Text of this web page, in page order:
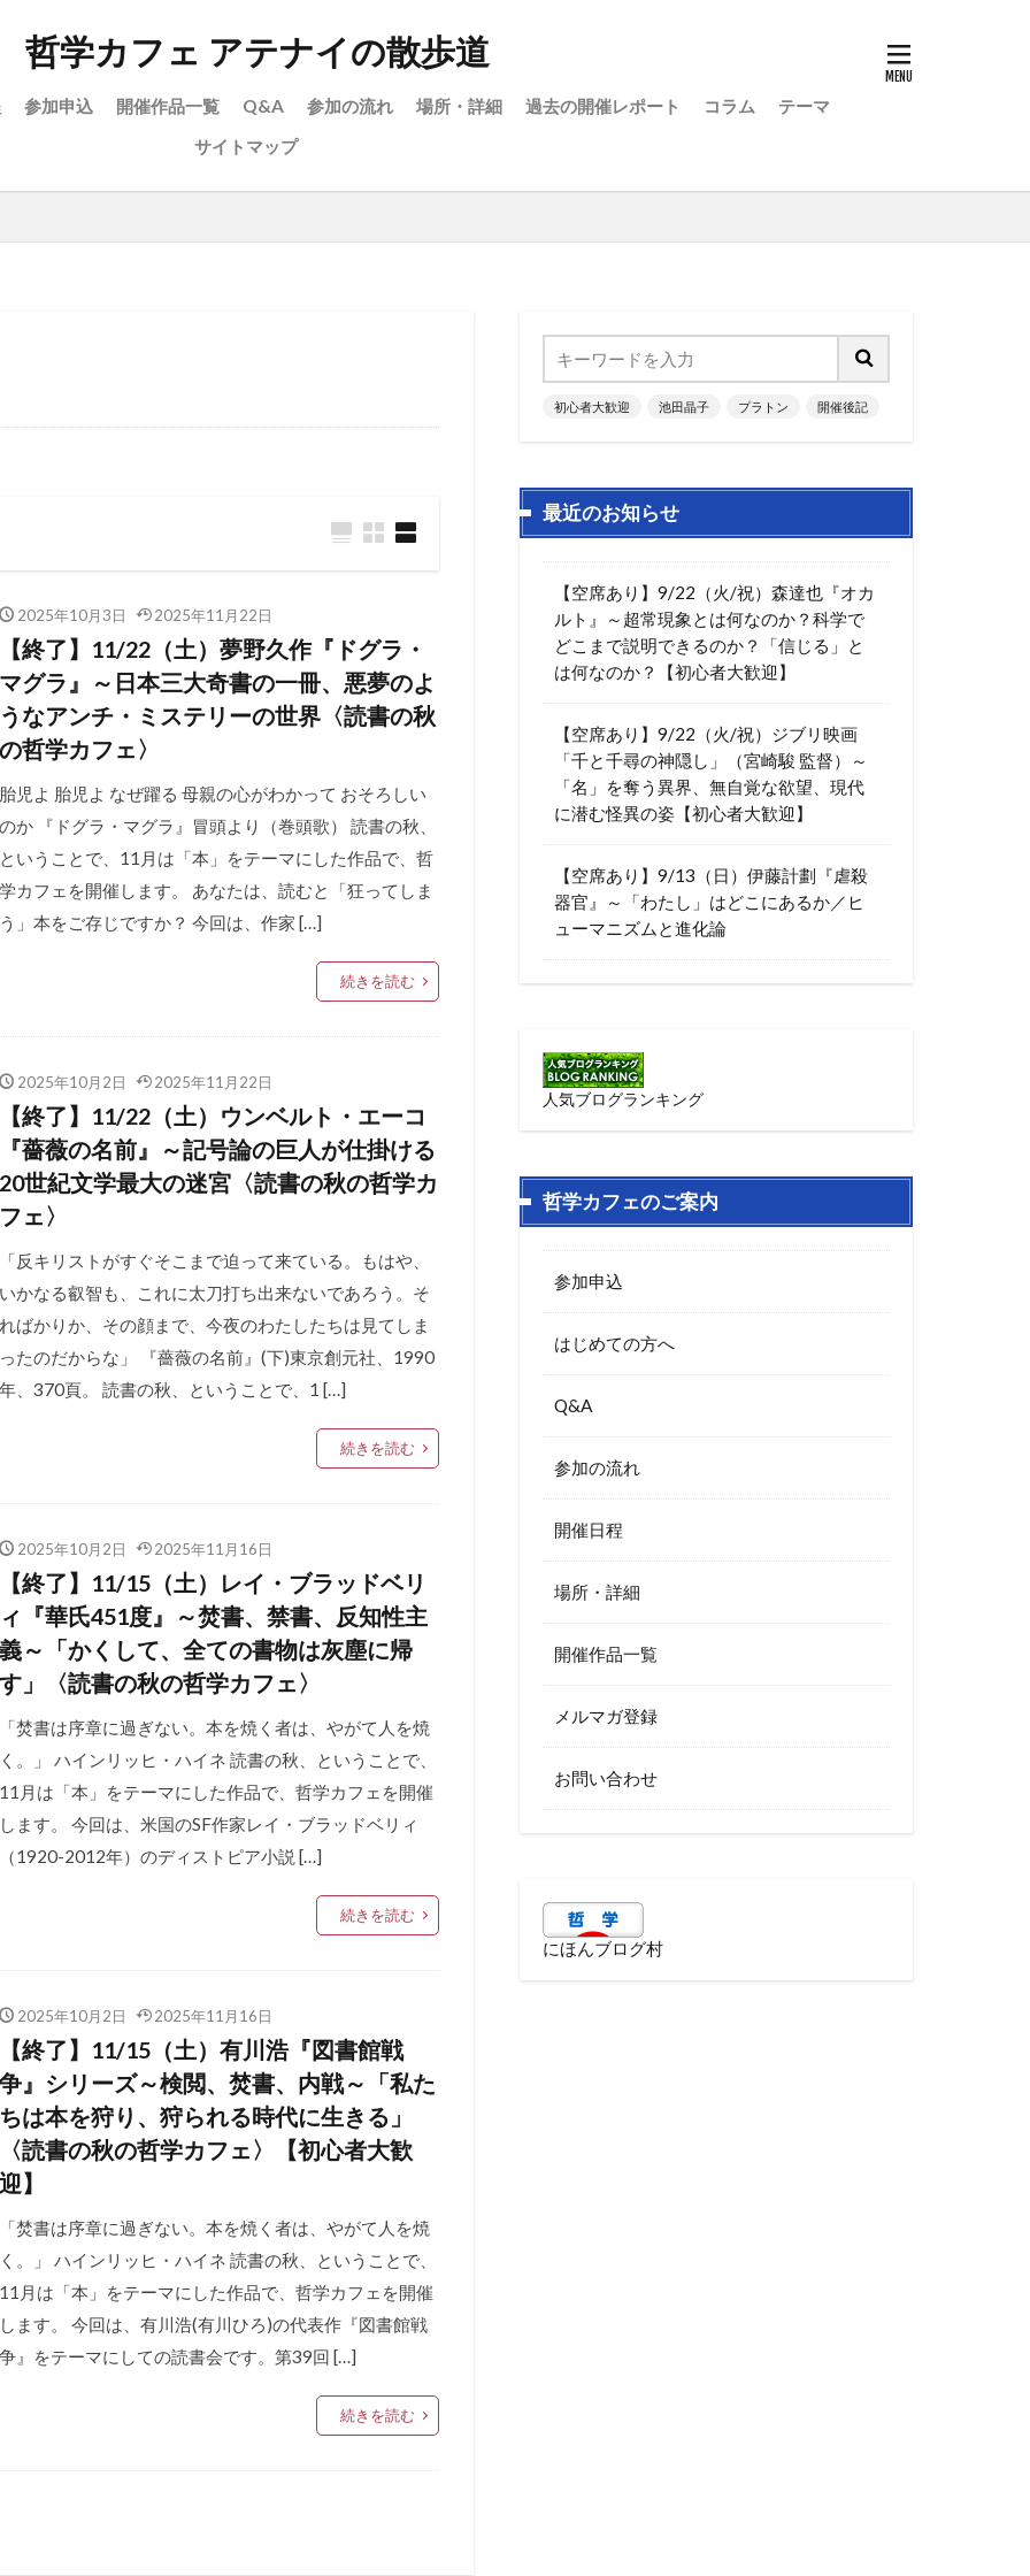
哲学カフェ アテナイの散歩道
参加申込 開催作品一覧 Q&A 参加の流れ 場所・詳細 過去の開催レポート コラム
テーマ
サイトマップ
2025年10月3日 2025年11月22日
【終了】11/22（土）夢野久作『ドグラ・
マグラ』～日本三大奇書の一冊、悪夢のよ
うなアンチ・ミステリーの世界〈読書の秋
の哲学カフェ〉
胎児よ 胎児よ なぜ躍る 母親の心がわかって おそろしい
のか 『ドグラ・マグラ』冒頭より（巻頭歌） 読書の秋、
ということで、11月は「本」をテーマにした作品で、哲
学カフェを開催します。 あなたは、読むと「狂ってしま
う」本をご存じですか？ 今回は、作家 […]
続きを読む
2025年10月2日 2025年11月22日
【終了】11/22（土）ウンベルト・エーコ
『薔薇の名前』～記号論の巨人が仕掛ける
20世紀文学最大の迷宮〈読書の秋の哲学カ
フェ〉
「反キリストがすぐそこまで迫って来ている。もはや、
いかなる叡智も、これに太刀打ち出来ないであろう。そ
ればかりか、その顔まで、今夜のわたしたちは見てしま
ったのだからな」 『薔薇の名前』(下)東京創元社、1990
年、370頁。 読書の秋、ということで、1 […]
続きを読む
2025年10月2日 2025年11月16日
【終了】11/15（土）レイ・ブラッドベリ
ィ『華氏451度』～焚書、禁書、反知性主
義～「かくして、全ての書物は灰塵に帰
す」〈読書の秋の哲学カフェ〉
「焚書は序章に過ぎない。本を焼く者は、やがて人を焼
く。」 ハインリッヒ・ハイネ 読書の秋、ということで、
11月は「本」をテーマにした作品で、哲学カフェを開催
します。 今回は、米国のSF作家レイ・ブラッドベリィ
（1920-2012年）のディストピア小説 […]
続きを読む
2025年10月2日 2025年11月16日
【終了】11/15（土）有川浩『図書館戦
争』シリーズ～検閲、焚書、内戦～「私た
ちは本を狩り、狩られる時代に生きる」
〈読書の秋の哲学カフェ〉【初心者大歓
迎】
「焚書は序章に過ぎない。本を焼く者は、やがて人を焼
く。」 ハインリッヒ・ハイネ 読書の秋、ということで、
11月は「本」をテーマにした作品で、哲学カフェを開催
します。 今回は、有川浩(有川ひろ)の代表作『図書館戦
争』をテーマにしての読書会です。第39回 […]
続きを読む
初心者大歓迎 池田晶子 プラトン 開催後記
最近のお知らせ
【空席あり】9/22（火/祝）森達也『オカ
ルト』～超常現象とは何なのか？科学で
どこまで説明できるのか？「信じる」と
は何なのか？【初心者大歓迎】
【空席あり】9/22（火/祝）ジブリ映画
「千と千尋の神隠し」（宮崎駿 監督）～
「名」を奪う異界、無自覚な欲望、現代
に潜む怪異の姿【初心者大歓迎】
【空席あり】9/13（日）伊藤計劃『虐殺
器官』～「わたし」はどこにあるか／ヒ
ューマニズムと進化論
人気ブログランキング
哲学カフェのご案内
参加申込
はじめての方へ
Q&A
参加の流れ
開催日程
場所・詳細
開催作品一覧
メルマガ登録
お問い合わせ
にほんブログ村